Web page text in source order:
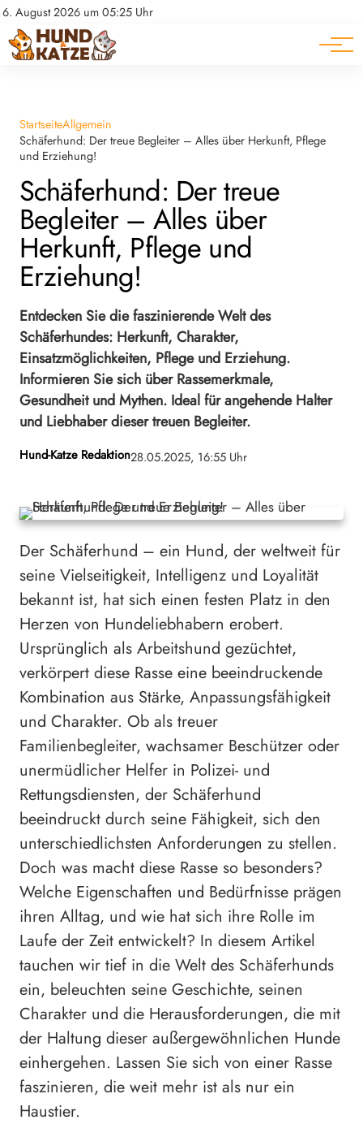
6. August 2026 um 05:25 Uhr
Datenschutz
Impressum
Pferde
Ratgeber
StartseiteAllgemein
Schäferhund: Der treue Begleiter – Alles über Herkunft, Pflege
und Erziehung!
Schäferhund: Der treue
Begleiter – Alles über
Herkunft, Pflege und
Erziehung!
Entdecken Sie die faszinierende Welt des
Schäferhundes: Herkunft, Charakter,
Einsatzmöglichkeiten, Pflege und Erziehung.
Informieren Sie sich über Rassemerkmale,
Gesundheit und Mythen. Ideal für angehende Halter
und Liebhaber dieser treuen Begleiter.
Hund-Katze Redaktion28.05.2025, 16:55 Uhr
Der Schäferhund – ein Hund, der weltweit für
seine Vielseitigkeit, Intelligenz und Loyalität
bekannt ist, hat sich einen festen Platz in den
Herzen von Hundeliebhabern erobert.
Ursprünglich als Arbeitshund gezüchtet,
verkörpert diese Rasse eine beeindruckende
Kombination aus Stärke, Anpassungsfähigkeit
und Charakter. Ob als treuer
Familienbegleiter, wachsamer Beschützer oder
unermüdlicher Helfer in Polizei- und
Rettungsdiensten, der Schäferhund
beeindruckt durch seine Fähigkeit, sich den
unterschiedlichsten Anforderungen zu stellen.
Doch was macht diese Rasse so besonders?
Welche Eigenschaften und Bedürfnisse prägen
ihren Alltag, und wie hat sich ihre Rolle im
Laufe der Zeit entwickelt? In diesem Artikel
tauchen wir tief in die Welt des Schäferhunds
ein, beleuchten seine Geschichte, seinen
Charakter und die Herausforderungen, die mit
der Haltung dieser außergewöhnlichen Hunde
einhergehen. Lassen Sie sich von einer Rasse
faszinieren, die weit mehr ist als nur ein
Haustier.